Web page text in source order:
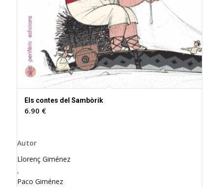
Els contes del Sambòrik
6.90 €
Autor
Llorenç Giménez
,
Paco Giménez